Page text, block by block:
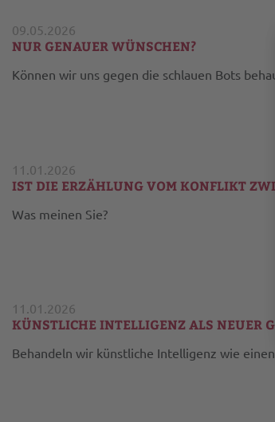
09.05.2026
NUR GENAUER WÜNSCHEN?
Können wir uns gegen die schlauen Bots
11.01.2026
IST DIE ERZÄHLUNG VOM KONFLIKT
Was meinen Sie?
11.01.2026
KÜNSTLICHE INTELLIGENZ ALS NEUER
Behandeln wir künstliche Intelligenz wie